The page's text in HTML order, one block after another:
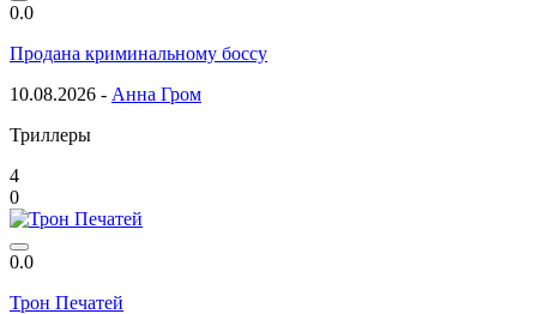
0.0
Продана криминальному боссу
10.08.2026 - Анна Гром
Триллеры
4
0
0.0
Трон Печатей